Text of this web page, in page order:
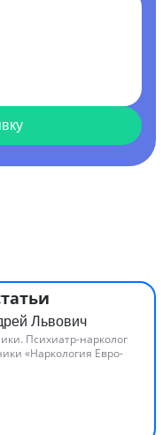
Львович
Психиатр-нарколог
«Наркология Евро-